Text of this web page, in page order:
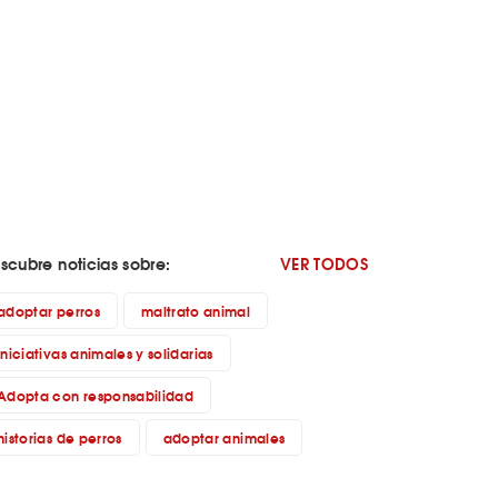
noticias sobre: VER TODOS
perros
maltrato animal
animales y solidarias
con responsabilidad
de perros
adoptar animales